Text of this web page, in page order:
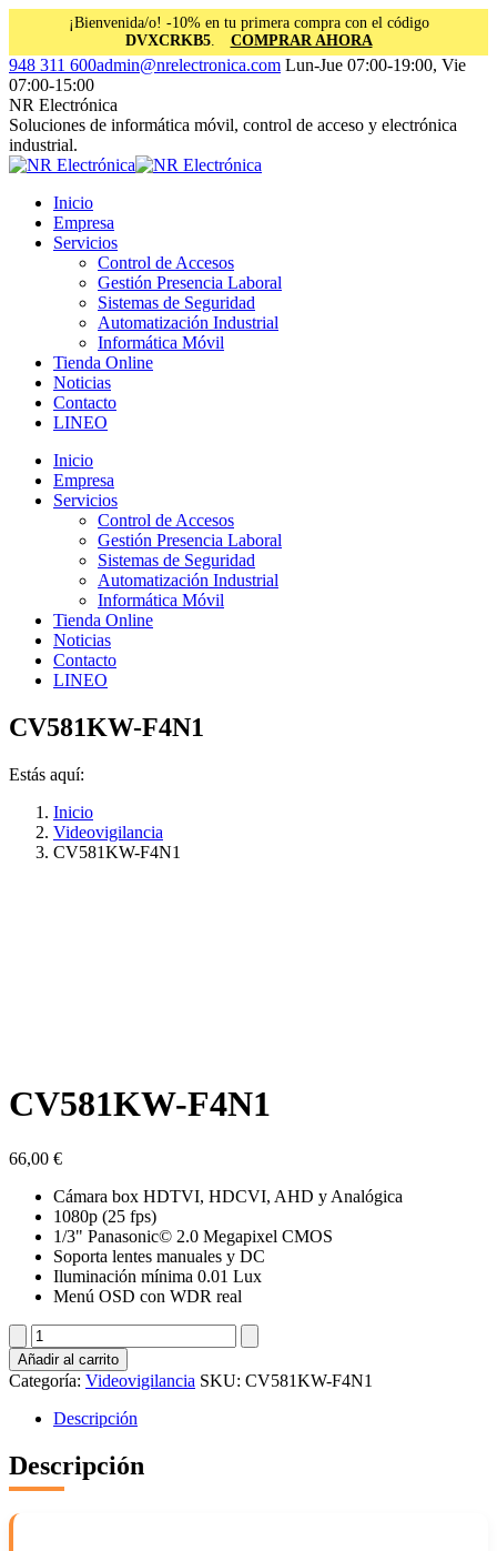
¡Bienvenida/o! -10% en tu primera compra con el código
DVXCRKB5. COMPRAR AHORA
Saltar
al
contenido
Facebook
page
opens
in
new
window
Instagram
page
opens
in
new
window
Linkedin
page
opens
in
new
window
948 311 600admin@nrelectronica.com Lun-Jue 07:00-19:00, Vie
07:00-15:00
NR Electrónica
Soluciones de informática móvil, control de acceso y electrónica
industrial.
Inicio
Empresa
Servicios
Control de Accesos
Gestión Presencia Laboral
Sistemas de Seguridad
Automatización Industrial
Informática Móvil
Tienda Online
Noticias
Contacto
LINEO
Inicio
Empresa
Servicios
Control de Accesos
Gestión Presencia Laboral
Sistemas de Seguridad
Automatización Industrial
Informática Móvil
Tienda Online
Noticias
Contacto
LINEO
CV581KW-F4N1
Estás aquí:
Inicio
Videovigilancia
CV581KW-F4N1
CV581KW-F4N1
66,00 €
Cámara box HDTVI, HDCVI, AHD y Analógica
1080p (25 fps)
1/3" Panasonic© 2.0 Megapixel CMOS
Soporta lentes manuales y DC
Iluminación mínima 0.01 Lux
Menú OSD con WDR real
CV581KW-
F4N1
cantidad
Añadir al carrito
Categoría: Videovigilancia SKU: CV581KW-F4N1
Descripción
Descripción